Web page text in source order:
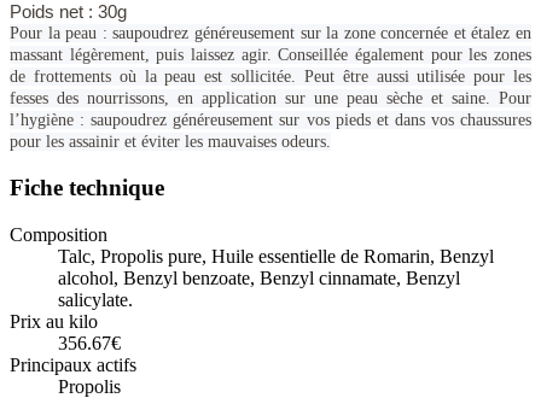
Poids net : 30g
Pour la peau : saupoudrez généreusement sur la zone concernée et étalez en
massant légèrement, puis laissez agir. Conseillée également pour les zones
de frottements où la peau est sollicitée. Peut être aussi utilisée pour les
fesses des nourrissons, en application sur une peau sèche et saine. Pour
l’hygiène : saupoudrez généreusement sur vos pieds et dans vos chaussures
pour les assainir et éviter les mauvaises odeurs.
Fiche technique
Composition
Talc, Propolis pure, Huile essentielle de Romarin, Benzyl
alcohol, Benzyl benzoate, Benzyl cinnamate, Benzyl
salicylate.
Prix au kilo
356.67€
Principaux actifs
Propolis